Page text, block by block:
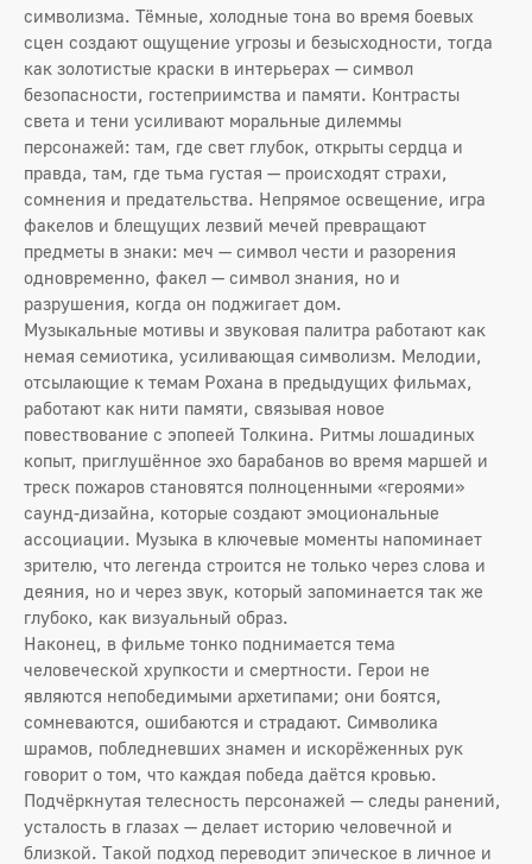
символизма. Тёмные, холодные тона во время боевых
сцен создают ощущение угрозы и безысходности, тогда
как золотистые краски в интерьерах — символ
безопасности, гостеприимства и памяти. Контрасты
света и тени усиливают моральные дилеммы
персонажей: там, где свет глубок, открыты сердца и
правда, там, где тьма густая — происходят страхи,
сомнения и предательства. Непрямое освещение, игра
факелов и блещущих лезвий мечей превращают
предметы в знаки: меч — символ чести и разорения
одновременно, факел — символ знания, но и
разрушения, когда он поджигает дом.
Музыкальные мотивы и звуковая палитра работают как
немая семиотика, усиливающая символизм. Мелодии,
отсылающие к темам Рохана в предыдущих фильмах,
работают как нити памяти, связывая новое
повествование с эпопеей Толкина. Ритмы лошадиных
копыт, приглушённое эхо барабанов во время маршей и
треск пожаров становятся полноценными «героями»
саунд-дизайна, которые создают эмоциональные
ассоциации. Музыка в ключевые моменты напоминает
зрителю, что легенда строится не только через слова и
деяния, но и через звук, который запоминается так же
глубоко, как визуальный образ.
Наконец, в фильме тонко поднимается тема
человеческой хрупкости и смертности. Герои не
являются непобедимыми архетипами; они боятся,
сомневаются, ошибаются и страдают. Символика
шрамов, побледневших знамен и искорёженных рук
говорит о том, что каждая победа даётся кровью.
Подчёркнутая телесность персонажей — следы ранений,
усталость в глазах — делает историю человечной и
близкой. Такой подход переводит эпическое в личное и